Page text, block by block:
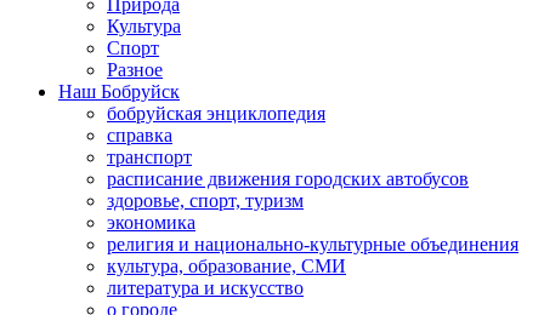
Природа
Культура
Спорт
Разное
Наш Бобруйск
бобруйская энциклопедия
справка
транспорт
расписание движения городских автобусов
здоровье, спорт, туризм
экономика
религия и национально-культурные объединения
культура, образование, СМИ
литература и искусство
о городе